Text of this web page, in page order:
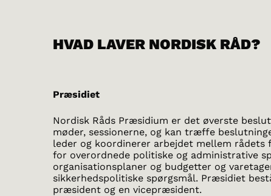
HVAD LAVER NORDISK RÅD?
Præsidiet
Nordisk Råds Præsidium er det øverste
møder, sessionerne, og kan træffe
leder og koordinerer arbejdet mellem rådets
for overordnede politiske og administrative
organisationsplaner og budgetter og
sikkerhedspolitiske spørgsmål. Præsidiet
præsident og en vicepræsident.